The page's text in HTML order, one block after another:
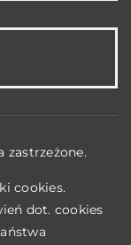
zastrzeżone.
cookies.
dot. cookies